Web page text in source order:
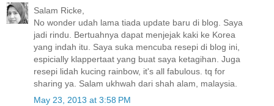
Salam Ricke,
No wonder udah lama tiada update baru di blog. Saya
jadi rindu. Bertuahnya dapat menjejak kaki ke Korea
yang indah itu. Saya suka mencuba resepi di blog ini,
espicially klappertaat yang buat saya ketagihan. Juga
resepi lidah kucing rainbow, it's all fabulous. tq for
sharing ya. Salam ukhwah dari shah alam, malaysia.
May 23, 2013 at 3:58 PM